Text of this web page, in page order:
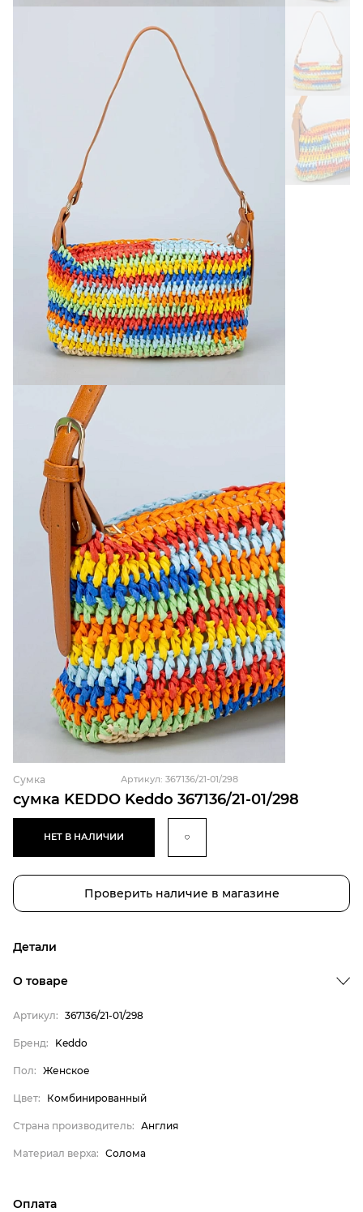
сумка KEDDO Keddo 367136/21-01/298
Сумка Артикул: 367136/21-01/298
НЕТ В НАЛИЧИИ
Проверить наличие в магазине
Детали
Бренд
Пол
О товаре
Артикул: 367136/21-01/298
Бренд: Keddo
Пол: Женское
Цвет: Комбинированный
Страна производитель: Англия
Материал верха: Солома
Оплата